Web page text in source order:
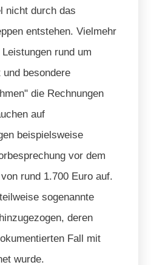
nicht durch das
entstehen. Vielmehr
rund um
und besondere
die Rechnungen
auf
beispielsweise
vor dem
rund 1.700 Euro auf.
sogenannte
deren
Fall mit
wurde.